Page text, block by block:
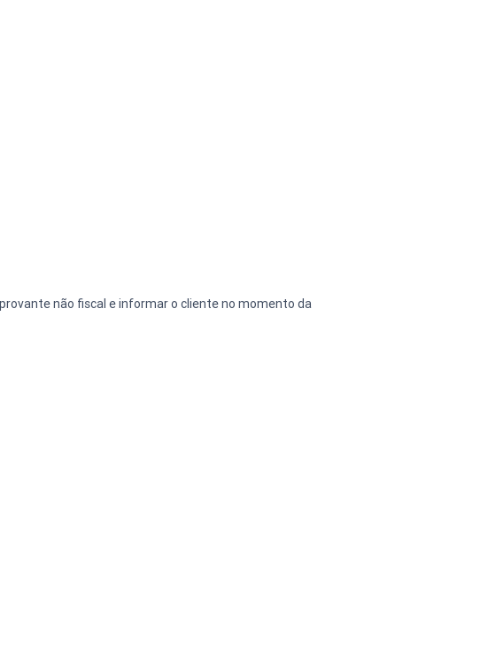
não fiscal e informar o cliente no momento da